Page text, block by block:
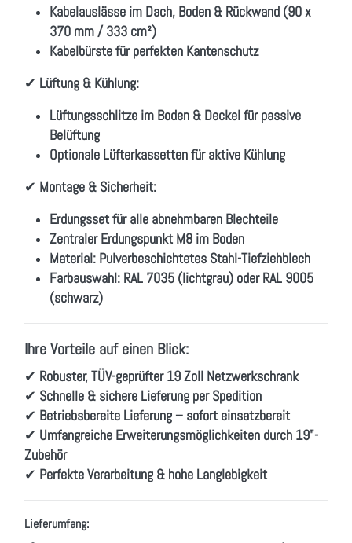
Kabelauslässe im Dach, Boden & Rückwand (90 x
370 mm / 333 cm²)
Kabelbürste für perfekten Kantenschutz
✔ Lüftung & Kühlung:
Lüftungsschlitze im Boden & Deckel für passive
Belüftung
Optionale Lüfterkassetten für aktive Kühlung
✔ Montage & Sicherheit:
Erdungsset für alle abnehmbaren Blechteile
Zentraler Erdungspunkt M8 im Boden
Material: Pulverbeschichtetes Stahl-Tiefziehblech
Farbauswahl: RAL 7035 (lichtgrau) oder RAL 9005
(schwarz)
Ihre Vorteile auf einen Blick:
✔ Robuster, TÜV-geprüfter 19 Zoll Netzwerkschrank
✔ Schnelle & sichere Lieferung per Spedition
✔ Betriebsbereite Lieferung – sofort einsatzbereit
✔ Umfangreiche Erweiterungsmöglichkeiten durch 19"-
Zubehör
✔ Perfekte Verarbeitung & hohe Langlebigkeit
Lieferumfang: